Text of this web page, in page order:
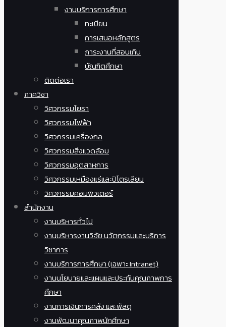
งานบริการการศึกษา
ทะเบียน
การเสนอหลักสูตร
ภาระงานที่สอนเกิน
บัณฑิตศึกษา
ติดต่อเรา
ภาควิชา
วิศวกรรมโยธา
วิศวกรรมไฟฟ้า
วิศวกรรมเครื่องกล
วิศวกรรมสิ่งแวดล้อม
วิศวกรรมอุตสาหการ
วิศวกรรมเหมืองแร่และปิโตรเลียม
วิศวกรรมคอมพิวเตอร์
สำนักงาน
งานบริหารทั่วไป
งานบริหารงานวิจัย นวัตกรรมและบริการ
วิชาการ
งานบริการการศึกษา (เฉพาะ Intranet)
งานนโยบายและแผนและประกันคุณภาพการ
ศึกษา
งานการเงินการคลัง และพัสดุ
งานพัฒนาคุณภาพนักศึกษา